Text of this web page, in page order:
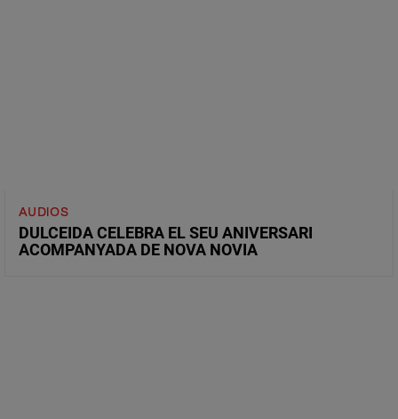
AUDIOS
DULCEIDA CELEBRA EL SEU ANIVERSARI
ACOMPANYADA DE NOVA NOVIA